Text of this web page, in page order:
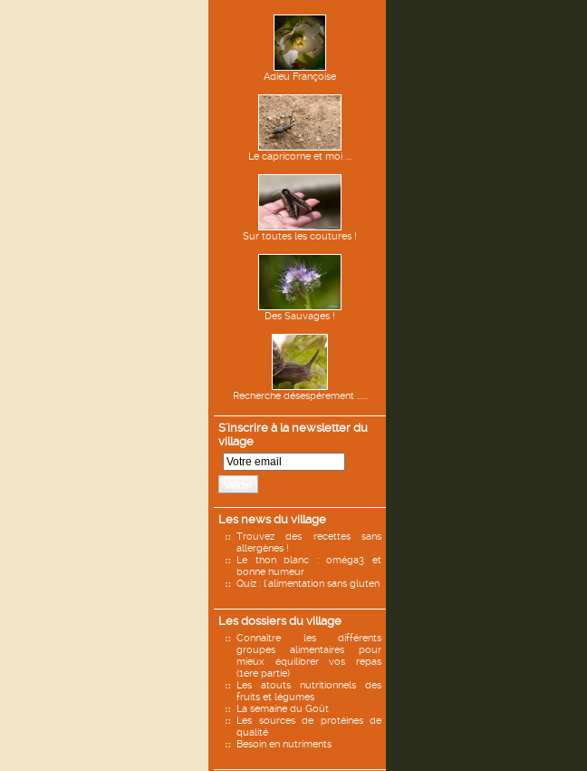
Adieu Françoise
Le capricorne et moi ....
Sur toutes les coutures !
Des Sauvages !
Recherche désespérement ......
S'inscrire à la newsletter du
village
Les news du village
Trouvez des recettes sans
allergènes !
Le thon blanc : oméga3 et
bonne humeur
Quiz : l'alimentation sans gluten
Les dossiers du village
Connaître les différents
groupes alimentaires pour
mieux équilibrer vos repas
(1ère partie)
Les atouts nutritionnels des
fruits et légumes
La semaine du Goût
Les sources de protéines de
qualité
Besoin en nutriments